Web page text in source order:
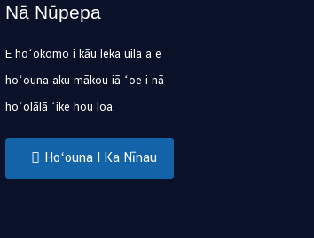
Nā Nūpepa
E hoʻokomo i kāu leka uila a e
hoʻouna aku mākou iā ʻoe i nā
hoʻolālā ʻike hou loa.
Hoʻouna I Ka Nīnau